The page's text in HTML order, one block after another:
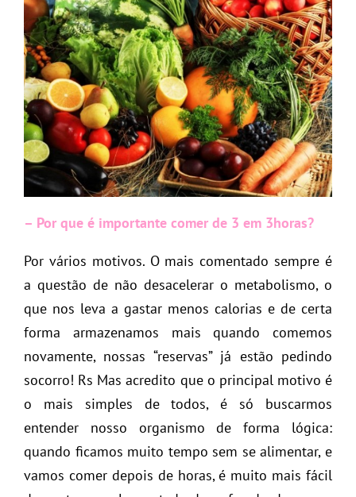
– Por que é importante comer de 3 em 3horas?
Por vários motivos. O mais comentado sempre é
a questão de não desacelerar o metabolismo, o
que nos leva a gastar menos calorias e de certa
forma armazenamos mais quando comemos
novamente, nossas “reservas” já estão pedindo
socorro! Rs Mas acredito que o principal motivo é
o mais simples de todos, é só buscarmos
entender nosso organismo de forma lógica:
quando ficamos muito tempo sem se alimentar, e
vamos comer depois de horas, é muito mais fácil